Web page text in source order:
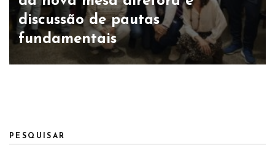
discussão de pautas
fundamentais
PESQUISAR